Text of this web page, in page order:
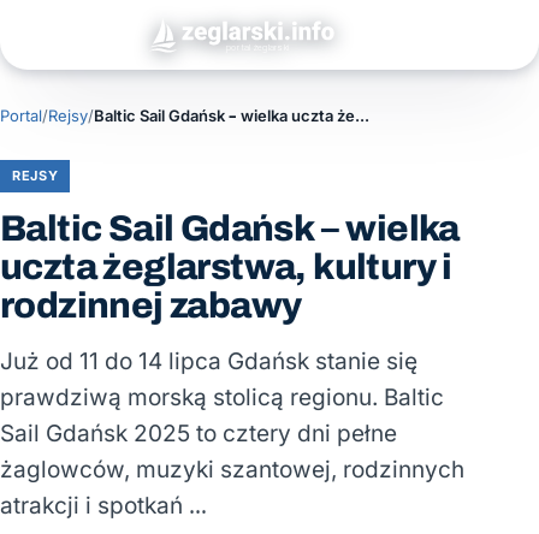
Portal/Rejsy/ Baltic Sail Gdańsk – wielka uczta żeglarstwa, kultury i rodzinnej zabawy
REJSY
Baltic Sail Gdańsk – wielka
uczta żeglarstwa, kultury i
rodzinnej zabawy
Już od 11 do 14 lipca Gdańsk stanie się
prawdziwą morską stolicą regionu. Baltic
Sail Gdańsk 2025 to cztery dni pełne
żaglowców, muzyki szantowej, rodzinnych
atrakcji i spotkań …